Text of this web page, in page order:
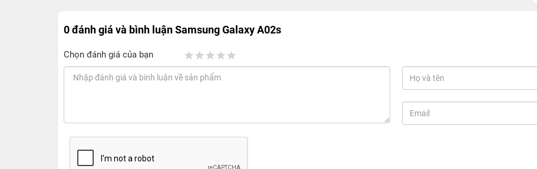
0 đánh giá và bình luậnSamsung Galaxy A02s
Chọn đánh giá của bạn